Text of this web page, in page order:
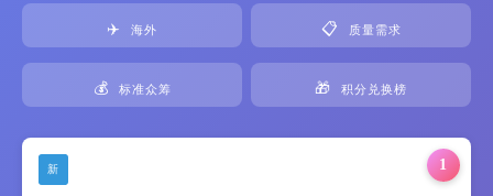
✈️ 海外 📋 质量需求
💰 标准众筹 🎁 积分兑换榜
1
新